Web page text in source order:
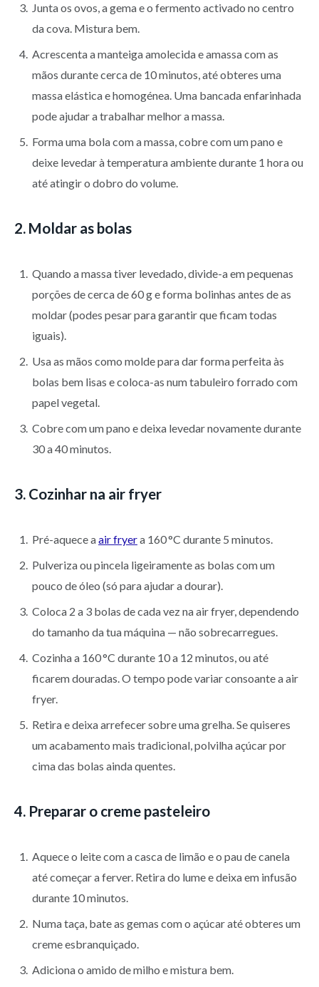
Junta os ovos, a gema e o fermento activado no centro
da cova. Mistura bem.
Acrescenta a manteiga amolecida e amassa com as
mãos durante cerca de 10 minutos, até obteres uma
massa elástica e homogénea. Uma bancada enfarinhada
pode ajudar a trabalhar melhor a massa.
Forma uma bola com a massa, cobre com um pano e
deixe levedar à temperatura ambiente durante 1 hora ou
até atingir o dobro do volume.
2. Moldar as bolas
Quando a massa tiver levedado, divide-a em pequenas
porções de cerca de 60 g e forma bolinhas antes de as
moldar (podes pesar para garantir que ficam todas
iguais).
Usa as mãos como molde para dar forma perfeita às
bolas bem lisas e coloca-as num tabuleiro forrado com
papel vegetal.
Cobre com um pano e deixa levedar novamente durante
30 a 40 minutos.
3. Cozinhar na air fryer
Pré-aquece aair fryera 160 °C durante 5 minutos.
Pulveriza ou pincela ligeiramente as bolas com um
pouco de óleo (só para ajudar a dourar).
Coloca 2 a 3 bolas de cada vez na air fryer, dependendo
do tamanho da tua máquina — não sobrecarregues.
Cozinha a 160 °C durante 10 a 12 minutos, ou até
ficarem douradas. O tempo pode variar consoante a air
fryer.
Retira e deixa arrefecer sobre uma grelha. Se quiseres
um acabamento mais tradicional, polvilha açúcar por
cima das bolas ainda quentes.
4. Preparar o creme pasteleiro
Aquece o leite com a casca de limão e o pau de canela
até começar a ferver. Retira do lume e deixa em infusão
durante 10 minutos.
Numa taça, bate as gemas com o açúcar até obteres um
creme esbranquiçado.
Adiciona o amido de milho e mistura bem.